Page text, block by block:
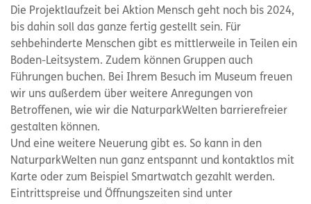
Die Projektlaufzeit bei Aktion Mensch geht noch bis 2024,
bis dahin soll das ganze fertig gestellt sein. Für
sehbehinderte Menschen gibt es mittlerweile in Teilen ein
Boden-Leitsystem. Zudem können Gruppen auch
Führungen buchen. Bei Ihrem Besuch im Museum freuen
wir uns außerdem über weitere Anregungen von
Betroffenen, wie wir die NaturparkWelten barrierefreier
gestalten können.
Und eine weitere Neuerung gibt es. So kann in den
NaturparkWelten nun ganz entspannt und kontaktlos mit
Karte oder zum Beispiel Smartwatch gezahlt werden.
Eintrittspreise und Öffnungszeiten sind unter